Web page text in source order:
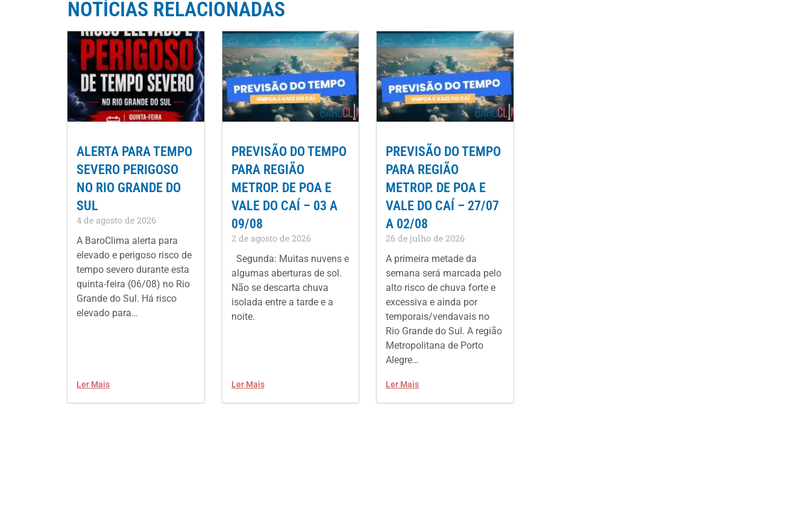
NOTÍCIAS RELACIONADAS
ALERTA PARA TEMPO
SEVERO PERIGOSO
NO RIO GRANDE DO
SUL
4 de agosto de 2026
A BaroClima alerta para
elevado e perigoso risco de
tempo severo durante esta
quinta-feira (06/08) no Rio
Grande do Sul. Há risco
elevado para…
Ler Mais
PREVISÃO DO TEMPO
PARA REGIÃO
METROP. DE POA E
VALE DO CAÍ – 03 A
09/08
2 de agosto de 2026
Segunda: Muitas nuvens e
algumas aberturas de sol.
Não se descarta chuva
isolada entre a tarde e a
noite.
Ler Mais
PREVISÃO DO TEMPO
PARA REGIÃO
METROP. DE POA E
VALE DO CAÍ – 27/07
A 02/08
26 de julho de 2026
A primeira metade da
semana será marcada pelo
alto risco de chuva forte e
excessiva e ainda por
temporais/vendavais no
Rio Grande do Sul. A região
Metropolitana de Porto
Alegre…
Ler Mais